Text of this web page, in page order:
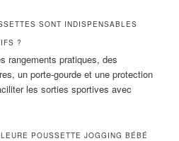
SONT INDISPENSABLES
?
rangements pratiques, des
un porte-gourde et une protection
les sorties sportives avec
POUSSETTE JOGGING BÉBÉ